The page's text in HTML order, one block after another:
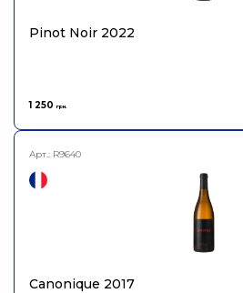
Pinot Noir 2022
1 250 грн.
Арт.: R9640
Canonique 2017